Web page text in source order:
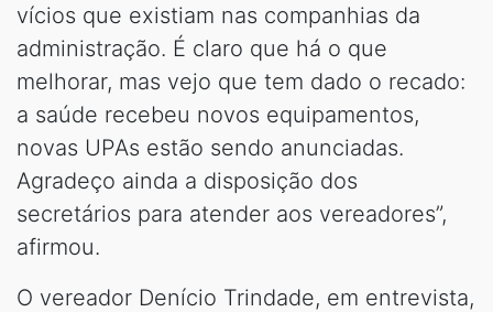
vícios que existiam nas companhias da
administração. É claro que há o que
melhorar, mas vejo que tem dado o recado:
a saúde recebeu novos equipamentos,
novas UPAs estão sendo anunciadas.
Agradeço ainda a disposição dos
secretários para atender aos vereadores”,
afirmou.
O vereador Denício Trindade, em entrevista,